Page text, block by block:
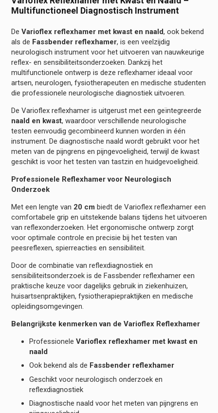
Multifunctioneel Diagnostisch Instrument
De Varioflex reflexhamer met kwast en naald, ook bekend
als de Fassbender reflexhamer, is een veelzijdig
neurologisch instrument voor het uitvoeren van nauwkeurige
reflex- en sensibiliteitsonderzoeken. Dankzij het
multifunctionele ontwerp is deze reflexhamer ideaal voor
artsen, neurologen, fysiotherapeuten en medische studenten
die professionele neurologische diagnostiek uitvoeren.
De Varioflex reflexhamer is uitgerust met een geïntegreerde
naald en kwast, waardoor verschillende neurologische
testen eenvoudig gecombineerd kunnen worden in één
instrument. De diagnostische naald wordt gebruikt voor het
meten van de pijngrens en pijngevoeligheid, terwijl de kwast
geschikt is voor het testen van tastzin en huidgevoeligheid.
Professionele Reflexhamer voor Neurologisch
Onderzoek
Met een lengte van 20 cm biedt de Varioflex reflexhamer een
comfortabele grip en uitstekende balans tijdens het uitvoeren
van reflexonderzoeken. Het ergonomische ontwerp zorgt
voor optimale controle en precisie bij het testen van
peesreflexen, spierreacties en sensibiliteit.
Door de combinatie van reflexdiagnostiek en
sensibiliteitsonderzoek is de Fassbender reflexhamer een
praktische keuze voor dagelijks gebruik in ziekenhuizen,
huisartsenpraktijken, fysiotherapiepraktijken en medische
opleidingsomgevingen.
Belangrijkste kenmerken van de Varioflex Reflexhamer
Professionele Varioflex reflexhamer met kwast en
naald
Ook bekend als de Fassbender reflexhamer
Geschikt voor neurologisch onderzoek en
reflexdiagnostiek
Diagnostische naald voor het meten van pijngrens en